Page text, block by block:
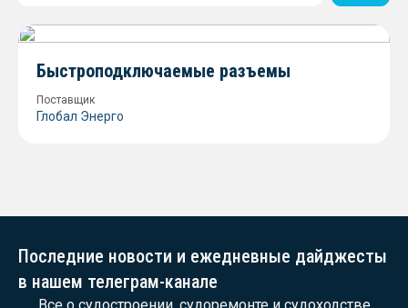
Быстроподключаемые разъемы
Поставщик
Глобал Энерго
Последние новости и ежедневные дайджесты
в нашем телеграм-канале